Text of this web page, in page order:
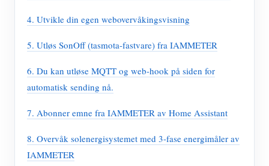
4. Utvikle din egen webovervåkingsvisning
5. Utløs SonOff (tasmota-fastvare) fra IAMMETER
6. Du kan utløse MQTT og web-hook på siden for
automatisk sending nå.
7. Abonner emne fra IAMMETER av Home Assistant
8. Overvåk solenergisystemet med 3-fase energimåler av
IAMMETER